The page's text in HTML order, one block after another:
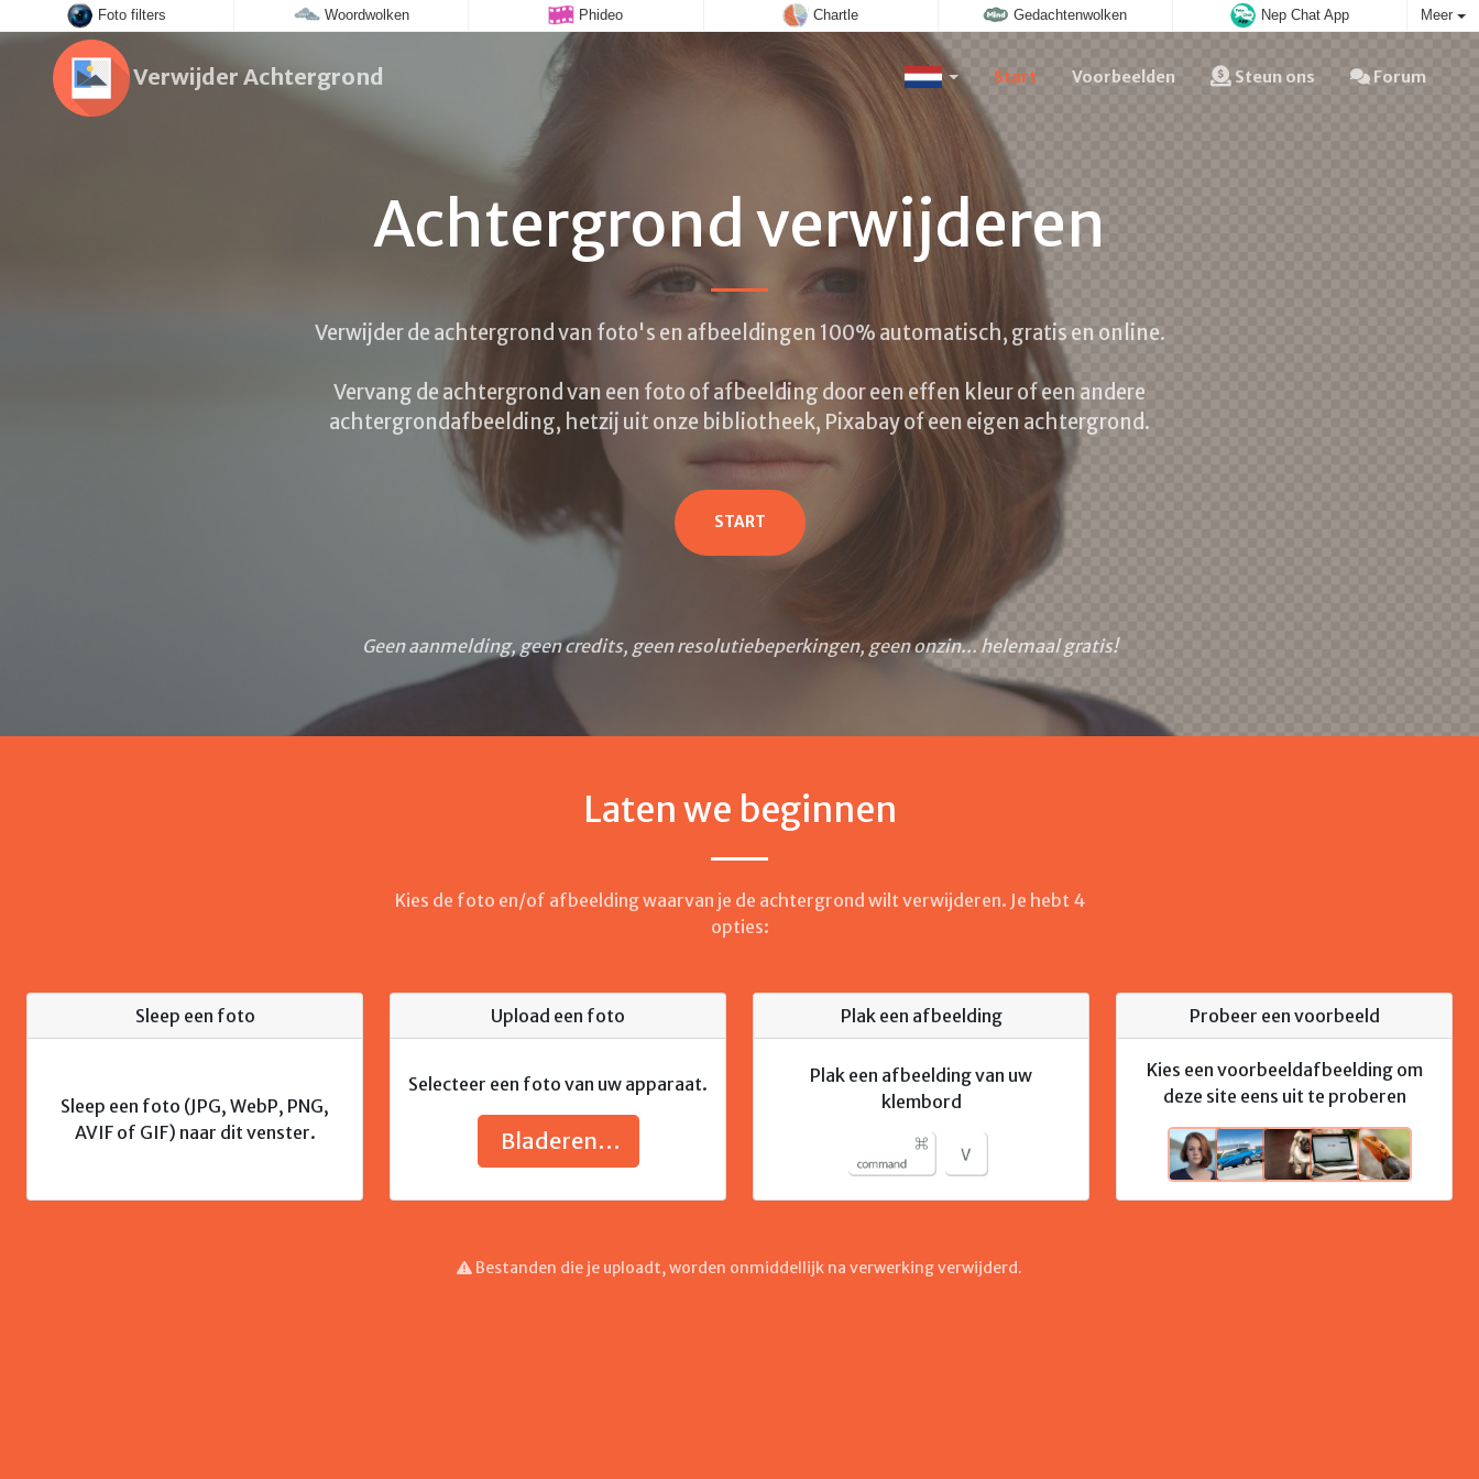
Foto filters Woordwolken Phideo Chartle Gedachtenwolken Nep Chat App Meer
Verwijder Achtergrond Start Voorbeelden Steun ons Forum
Achtergrond verwijderen
Verwijder de achtergrond van foto's en afbeeldingen 100% automatisch, gratis en online.
Vervang de achtergrond van een foto of afbeelding door een effen kleur of een andere
achtergrondafbeelding, hetzij uit onze bibliotheek, Pixabay of een eigen achtergrond.
START
Geen aanmelding, geen credits, geen resolutiebeperkingen, geen onzin... helemaal gratis!
Laten we beginnen
Kies de foto en/of afbeelding waarvan je de achtergrond wilt verwijderen. Je hebt 4
opties:
Sleep een foto
Sleep een foto (JPG, WebP, PNG,
AVIF of GIF) naar dit venster.
Upload een foto
Selecteer een foto van uw apparaat.
Bladeren…
Plak een afbeelding
Plak een afbeelding van uw
klembord
Probeer een voorbeeld
Kies een voorbeeldafbeelding om
deze site eens uit te proberen
Bestanden die je uploadt, worden onmiddellijk na verwerking verwijderd.